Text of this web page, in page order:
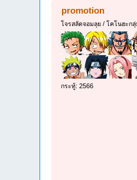
promotion
โจรสลัดจอมลุย / โคโนฮะก
กระทู้: 2566